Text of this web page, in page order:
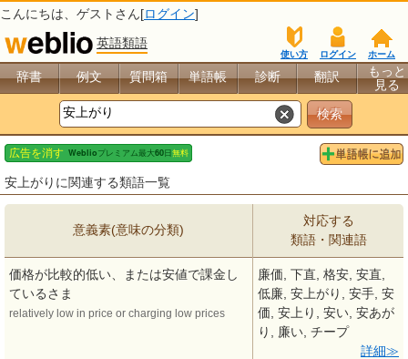
こんにちは、 ゲスト さん[ログイン]
英語類語
ホーム
ログイン
使い方
辞書 例文 質問箱 単語帳 診断 翻訳
もっと
見る
安上がりに関連する類語一覧
意義素(意味の分類)
対応する
類語・関連語
価格が比較的低い、または安値で課金し
ているさま
relatively low in price or charging low prices
廉価, 下直, 格安, 安直,
低廉, 安上がり, 安手, 安
価, 安上り, 安い, 安あが
り, 廉い, チープ
詳細